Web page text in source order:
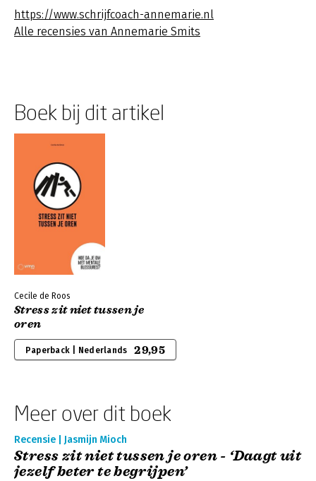
https://www.schrijfcoach-annemarie.nl
Alle recensies van Annemarie Smits
Boek bij dit artikel
Cecile de Roos
Stress zit niet tussen je
oren
Paperback | Nederlands 29,95
Meer over dit boek
Recensie | Jasmijn Mioch
Stress zit niet tussen je oren - ‘Daagt uit
jezelf beter te begrijpen’